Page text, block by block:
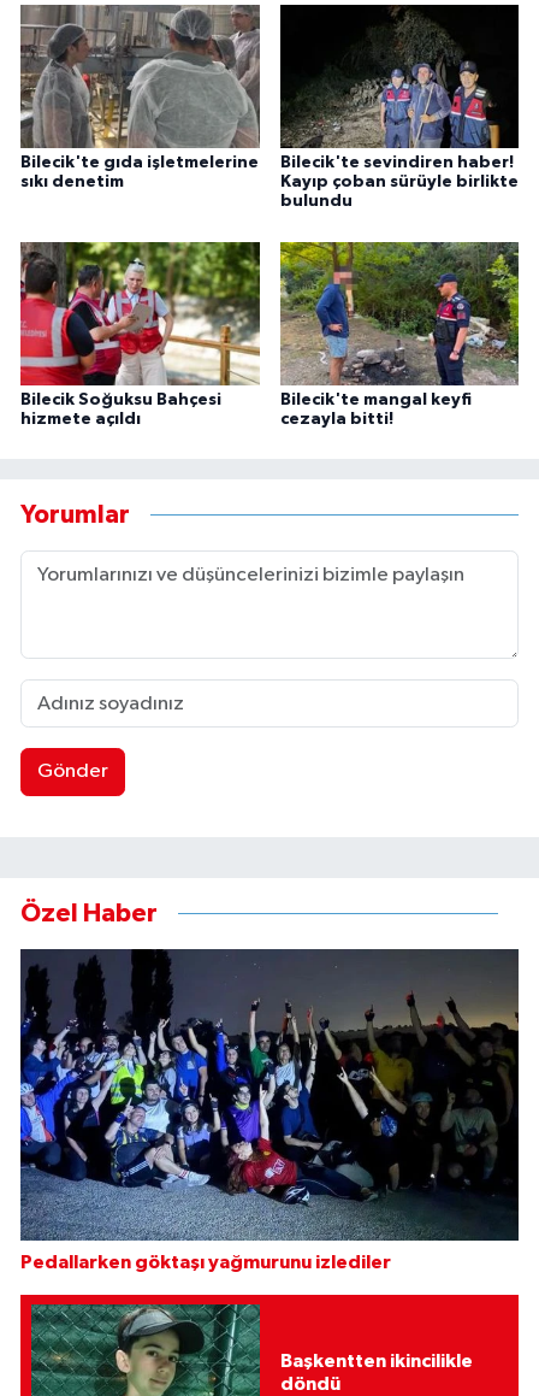
Bilecik'te gıda işletmelerine
sıkı denetim
Bilecik'te sevindiren haber!
Kayıp çoban sürüyle birlikte
bulundu
Bilecik Soğuksu Bahçesi
hizmete açıldı
Bilecik'te mangal keyfi
cezayla bitti!
Yorumlar
Gönder
Özel Haber
Pedallarken göktaşı yağmurunu izlediler
Başkentten ikincilikle
döndü